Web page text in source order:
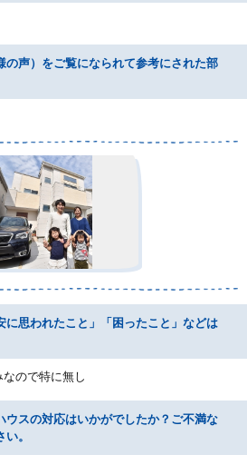
の声）をご覧になられて参考にされた部
に思われたこと」「困ったこと」などは
ので特に無し
ウスの対応はいかがでしたか？ご不満な
。